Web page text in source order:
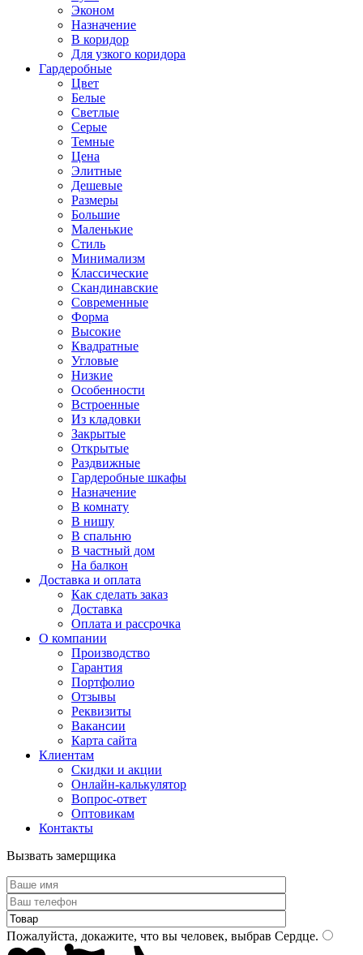
Эконом
Назначение
В коридор
Для узкого коридора
Гардеробные
Цвет
Белые
Светлые
Серые
Темные
Цена
Элитные
Дешевые
Размеры
Большие
Маленькие
Стиль
Минимализм
Классические
Скандинавские
Современные
Форма
Высокие
Квадратные
Угловые
Низкие
Особенности
Встроенные
Из кладовки
Закрытые
Открытые
Раздвижные
Гардеробные шкафы
Назначение
В комнату
В нишу
В спальню
В частный дом
На балкон
Доставка и оплата
Как сделать заказ
Доставка
Оплата и рассрочка
О компании
Производство
Гарантия
Портфолио
Отзывы
Реквизиты
Вакансии
Карта сайта
Клиентам
Скидки и акции
Онлайн-калькулятор
Вопрос-ответ
Оптовикам
Контакты
Вызвать замерщика
Пожалуйста, докажите, что вы человек, выбрав Сердце.